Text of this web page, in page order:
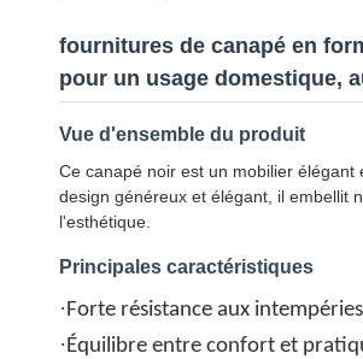
fournitures de canapé en
pour un usage domestique,
Vue d'ensemble du produit
Ce canapé noir est un mobilier
design généreux et élégant, il embellit
l'esthétique.
Principales caractéristiques
·Forte résistance aux intempéries
·Équilibre entre confort et